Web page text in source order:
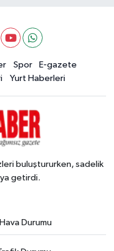
Spor
E-gazete
Yurt Haberleri
buluştururken, sadelik
getirdi.
Hava Durumu